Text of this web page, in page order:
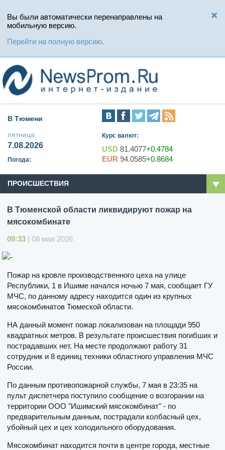
Вы были автоматически перенаправлены на
мобильную версию.
Перейти на полную версию.
В Тюмени
пятница
7.08.2026
Погода:
Курс валют:
USD 81.4077+0.4784
EUR 94.0585+0.8684
ПРОИСШЕСТВИЯ
В Тюменской области ликвидируют пожар на
мясокомбинате
09:33 | 08 мая 2026
Пожар на кровле производственного цеха на улице
Республики, 1 в Ишиме начался ночью 7 мая, сообщает ГУ
МЧС, по данному адресу находится один из крупных
мясокомбинатов Тюмеской области.
НА данный момент пожар локализован на площади 950
квадратных метров. В результате происшествия погибших и
пострадавших нет. На месте продолжают работу 31
сотрудник и 8 единиц техники областного управления МЧС
России.
По данным противопожарной службы, 7 мая в 23:35 на
пульт диспетчера поступило сообщение о возгорании на
территории ООО "Ишимский мясокомбинат" - по
предварительным данным, пострадали колбасный цех,
убойный цех и цех холодильного оборудования.
Мясокомбинат находится почти в центре города, местные